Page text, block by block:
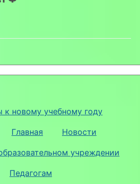
к новому учебному году
Главная Новости
учреждении
Педагогам